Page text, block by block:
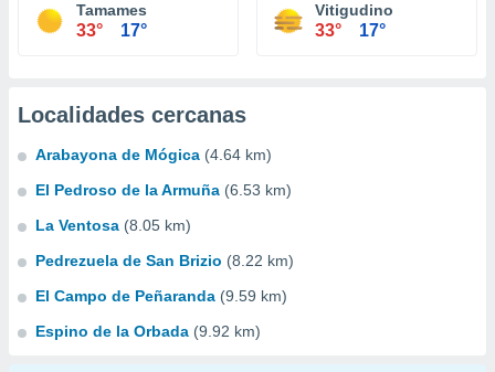
Tamames
33° 17°
Vitigudino
33° 17°
Localidades cercanas
Arabayona de Mógica (4.64 km)
El Pedroso de la Armuña (6.53 km)
La Ventosa (8.05 km)
Pedrezuela de San Brizio (8.22 km)
El Campo de Peñaranda (9.59 km)
Espino de la Orbada (9.92 km)